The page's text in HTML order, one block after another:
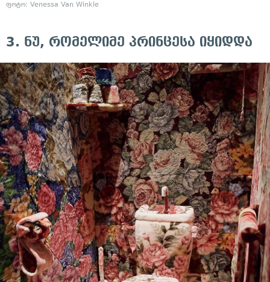
ფოტო: Venessa Van Winkle
3. ნუ, რომელიმე პრინცესა იყიდდა